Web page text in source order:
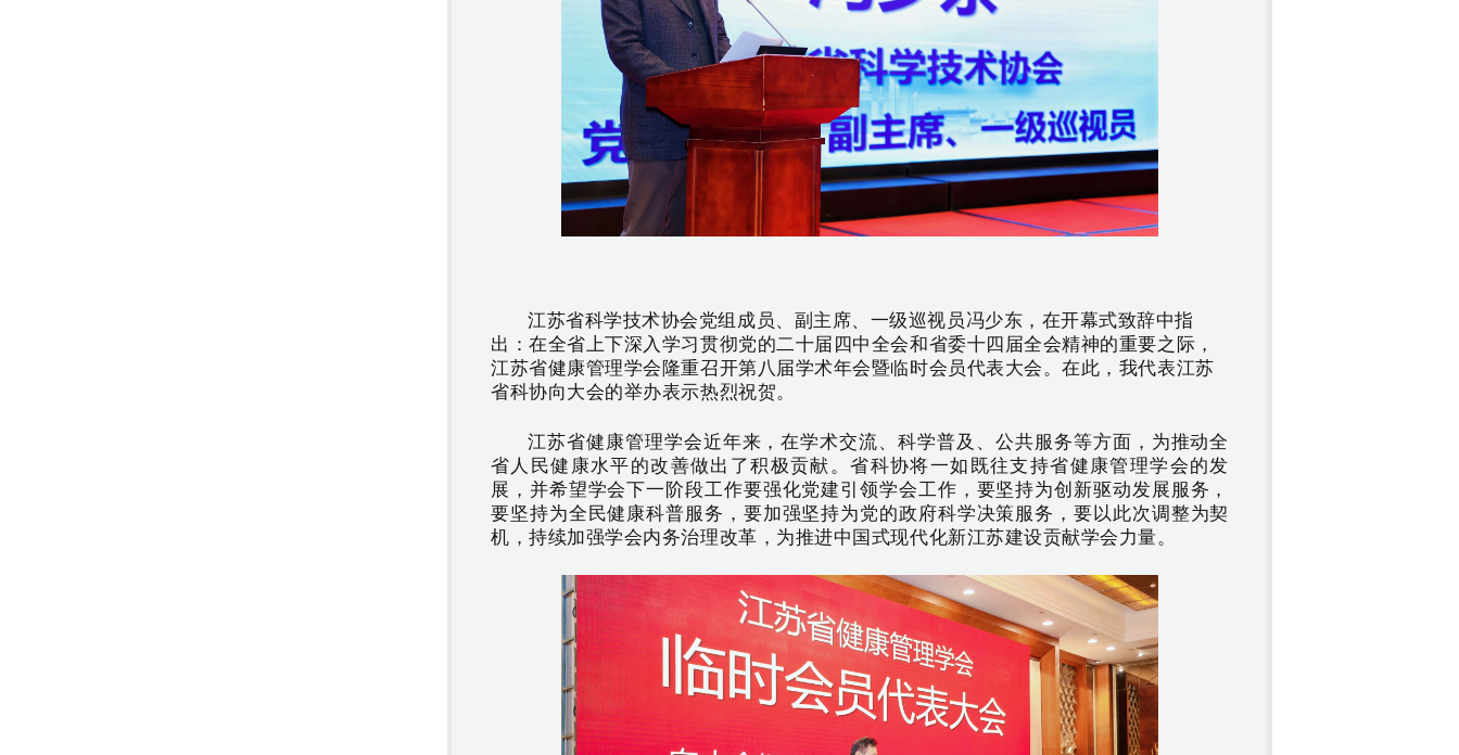
江苏省科学技术协会党组成员、副主席、一级巡视员冯少东，在开幕式致辞中指
出：在全省上下深入学习贯彻党的二十届四中全会和省委十四届全会精神的重要之际，
江苏省健康管理学会隆重召开第八届学术年会暨临时会员代表大会。在此，我代表江苏
省科协向大会的举办表示热烈祝贺。
江苏省健康管理学会近年来，在学术交流、科学普及、公共服务等方面，为推动全
省人民健康水平的改善做出了积极贡献。省科协将一如既往支持省健康管理学会的发
展，并希望学会下一阶段工作要强化党建引领学会工作，要坚持为创新驱动发展服务，
要坚持为全民健康科普服务，要加强坚持为党的政府科学决策服务，要以此次调整为契
机，持续加强学会内务治理改革，为推进中国式现代化新江苏建设贡献学会力量。